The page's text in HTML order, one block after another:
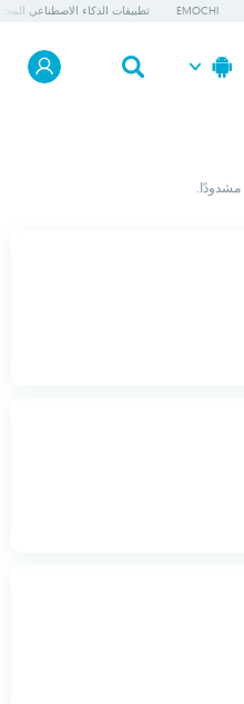
EMOCHI تطبيقات الذكاء الاصطناعي